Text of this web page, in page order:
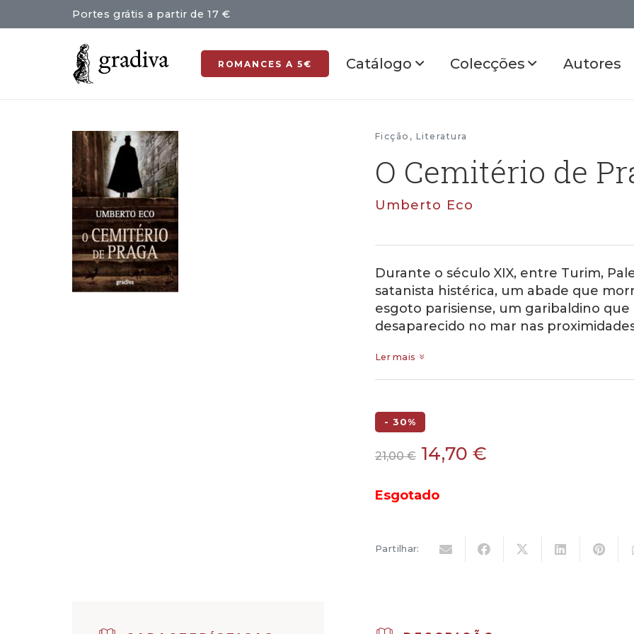
Portes grátis a partir de 17 €
ROMANCES A 5€ Catálogo Colecções Autores
Ficção , Literatura
O Cemitério de
Umberto Eco
Durante o século XIX, entre Turim,
satanista histérica, um abade que
esgoto parisiense, um garibaldino
desaparecido no mar nas
Ler mais
- 30%
21,00€ O
original
era:
14,70 €
Esgotado
Partilhar: